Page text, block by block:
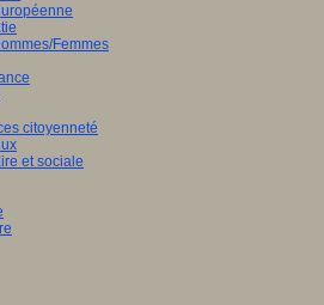
Femmes
citoyenneté
et sociale